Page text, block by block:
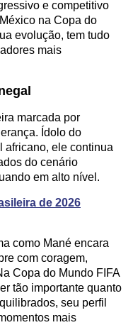
e competitivo
na Copa do
evolução, tem tudo
mais
marcada por
Ídolo do
africano, ele continua
do cenário
em alto nível.
de 2026
como Mané encara
com coragem,
Copa do Mundo FIFA
tão importante quanto
seu perfil
mais